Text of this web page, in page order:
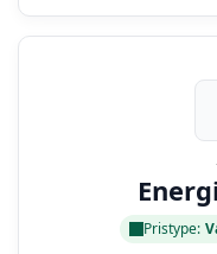
Pristype: